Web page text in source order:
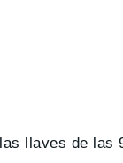
llaves de las